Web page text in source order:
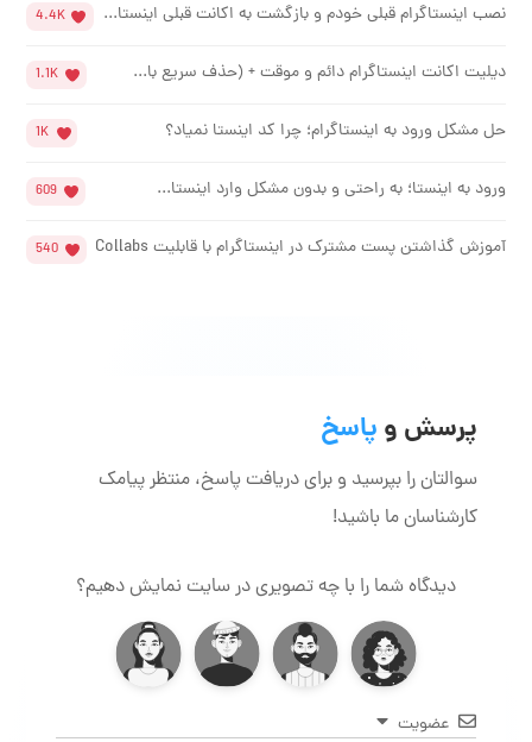
نصب اینستاگرام قبلی خودم و بازگشت به اکانت قبلی اینستا... 4.4K
دیلیت اکانت اینستاگرام دائم و موقت + (حذف سریع با... 1.1K
حل مشکل ورود به اینستاگرام؛ چرا کد اینستا نمیاد؟ 1K
ورود به اینستا؛ به راحتی و بدون مشکل وارد اینستا... 609
آموزش گذاشتن پست مشترک در اینستاگرام با قابلیت Collabs 540
پرسش و پاسخ
سوالتان را بپرسید و برای دریافت پاسخ، منتظر پیامک
کارشناسان ما باشید!
دیدگاه شما را با چه تصویری در سایت نمایش دهیم؟
عضویت